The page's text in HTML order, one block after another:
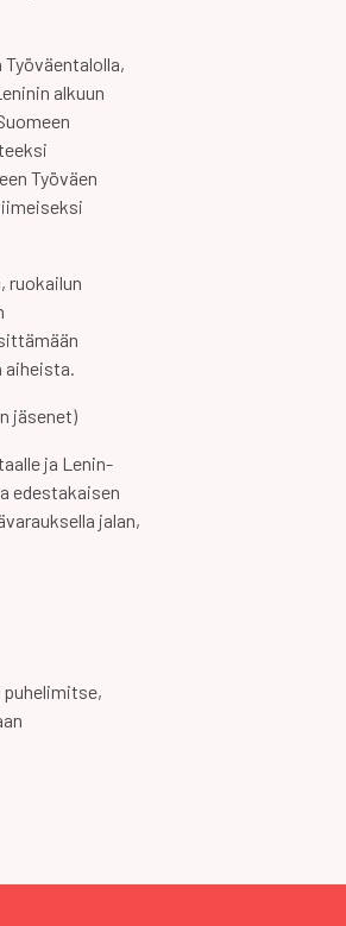
alkuun
Työväen
ruokailun
aiheista.
jäsenet)
ja Lenin-
edestakaisen
jalan,
puhelimitse,